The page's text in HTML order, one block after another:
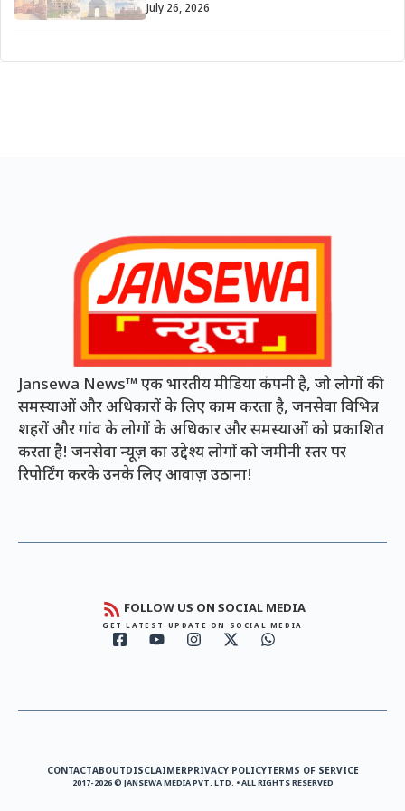
July 26, 2026
Jansewa News™ एक भारतीय मीडिया कंपनी है, जो लोगों की
समस्याओं और अधिकारों के लिए काम करता है, जनसेवा विभिन्न
शहरों और गांव के लोगों के अधिकार और समस्याओं को प्रकाशित
करता है! जनसेवा न्यूज़ का उद्देश्य लोगों को जमीनी स्तर पर
रिपोर्टिंग करके उनके लिए आवाज़ उठाना!
FOLLOW US ON SOCIAL MEDIA
GET LATEST UPDATE ON SOCIAL MEDIA
CONTACTABOUTDISCLAIMERPRIVACY POLICYTERMS OF SERVICE
2017-2026 © JANSEWA MEDIA PVT. LTD. • ALL RIGHTS RESERVED